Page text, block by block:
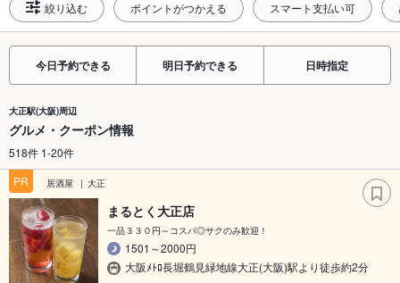
絞り込む ポイントがつかえる スマート支払い可
今日予約できる 明日予約できる 日時指定
大正駅(大阪)周辺
グルメ・クーポン情報
518件 1-20件
PR
居酒屋 大正
まるとく大正店
一品３３０円～コスパ◎サクのみ歓迎！
1501～2000円
大阪ﾒﾄﾛ長堀鶴見緑地線大正(大阪)駅より徒歩約2分